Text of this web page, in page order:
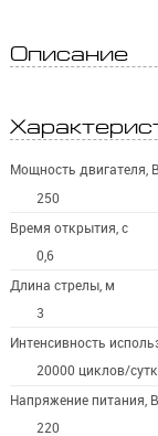
Описание
Мощность двигателя,
250
Время открытия, с
0,6
Длина стрелы, м
3
Интенсивность
20000 циклов/
Напряжение питания, В
220